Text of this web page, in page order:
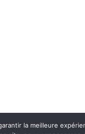
la meilleure